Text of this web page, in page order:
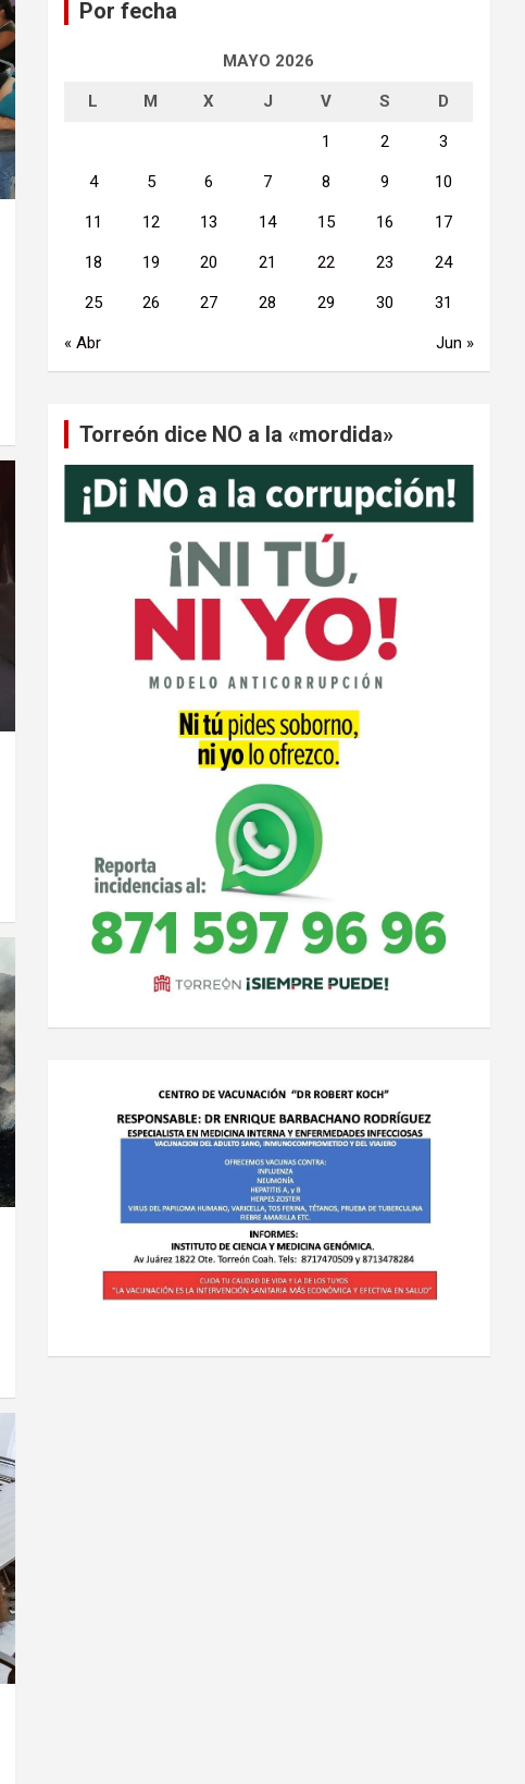
Por fecha
MAYO 2026
L M X J V S D
1 2 3
4 5 6 7 8 9 10
11 12 13 14 15 16 17
18 19 20 21 22 23 24
25 26 27 28 29 30 31
« Abr Jun »
Torreón dice NO a la «mordida»